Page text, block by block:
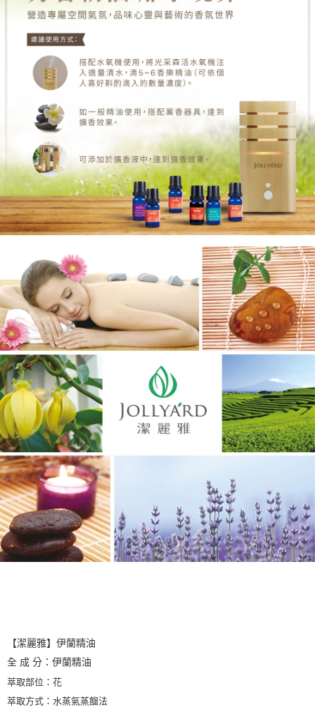
【潔麗雅】伊蘭精油
全 成 分： 伊蘭精油
萃取部位：花
萃取方式：水蒸氣蒸餾法